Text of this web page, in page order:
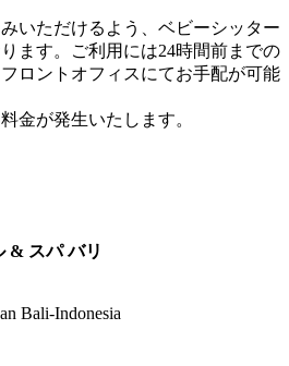
いただけるよう、ベビーシッター
ます。ご利用には24時間前までの
ロントオフィスにてお手配が可能
金が発生いたします。
& スパ バリ
Bali-Indonesia